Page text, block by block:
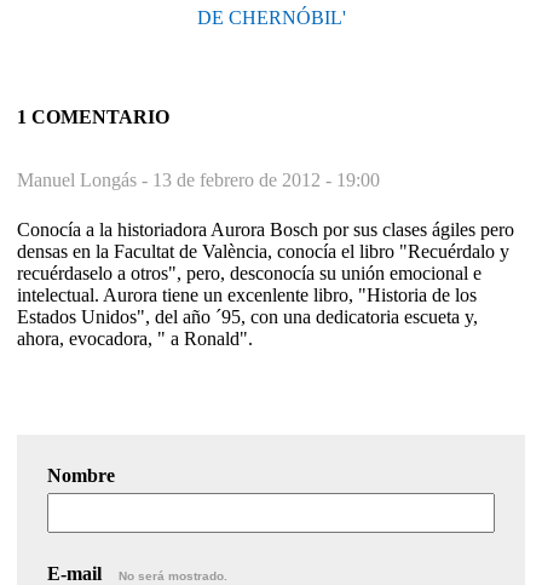
DE CHERNÓBIL'
1 COMENTARIO
Manuel Longás - 13 de febrero de 2012 - 19:00
Conocía a la historiadora Aurora Bosch por sus clases ágiles pero
densas en la Facultat de València, conocía el libro "Recuérdalo y
recuérdaselo a otros", pero, desconocía su unión emocional e
intelectual. Aurora tiene un excenlente libro, "Historia de los
Estados Unidos", del año ´95, con una dedicatoria escueta y,
ahora, evocadora, " a Ronald".
Nombre
E-mail No será mostrado.